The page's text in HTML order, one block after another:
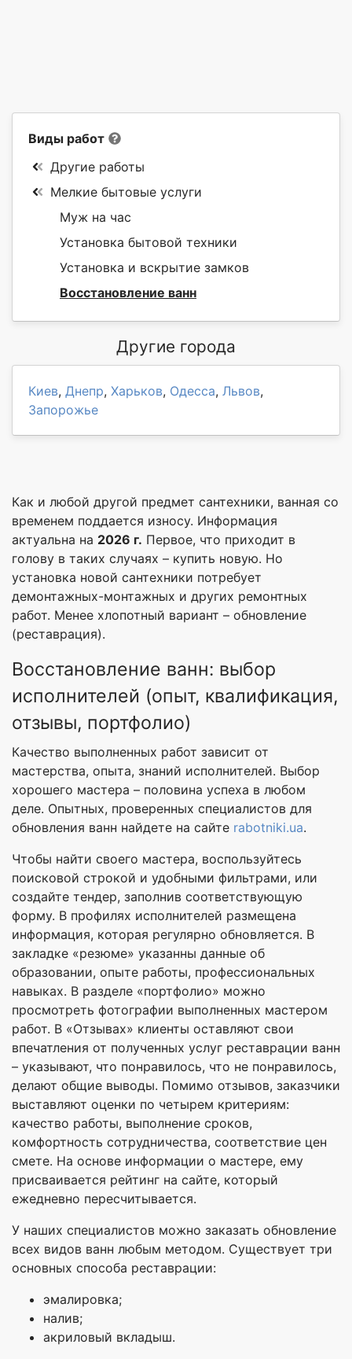
Виды работ
Другие работы
Мелкие бытовые услуги
Муж на час
Установка бытовой техники
Установка и вскрытие замков
Восстановление ванн
Другие города
Киев, Днепр, Харьков, Одесса, Львов,
Запорожье
Как и любой другой предмет сантехники, ванная со
временем поддается износу. Информация
актуальна на 2026 г. Первое, что приходит в
голову в таких случаях – купить новую. Но
установка новой сантехники потребует
демонтажных-монтажных и других ремонтных
работ. Менее хлопотный вариант – обновление
(реставрация).
Восстановление ванн: выбор
исполнителей (опыт, квалификация,
отзывы, портфолио)
Качество выполненных работ зависит от
мастерства, опыта, знаний исполнителей. Выбор
хорошего мастера – половина успеха в любом
деле. Опытных, проверенных специалистов для
обновления ванн найдете на сайте rabotniki.ua.
Чтобы найти своего мастера, воспользуйтесь
поисковой строкой и удобными фильтрами, или
создайте тендер, заполнив соответствующую
форму. В профилях исполнителей размещена
информация, которая регулярно обновляется. В
закладке «резюме» указанны данные об
образовании, опыте работы, профессиональных
навыках. В разделе «портфолио» можно
просмотреть фотографии выполненных мастером
работ. В «Отзывах» клиенты оставляют свои
впечатления от полученных услуг реставрации ванн
– указывают, что понравилось, что не понравилось,
делают общие выводы. Помимо отзывов, заказчики
выставляют оценки по четырем критериям:
качество работы, выполнение сроков,
комфортность сотрудничества, соответствие цен
смете. На основе информации о мастере, ему
присваивается рейтинг на сайте, который
ежедневно пересчитывается.
У наших специалистов можно заказать обновление
всех видов ванн любым методом. Существует три
основных способа реставрации:
эмалировка;
налив;
акриловый вкладыш.